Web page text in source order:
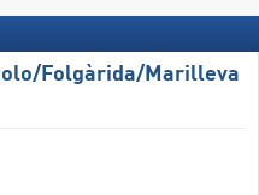
​Folgàrida/​Marilleva